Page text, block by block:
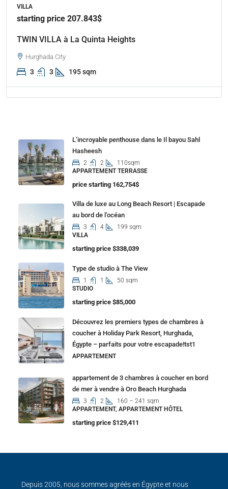
VILLA
starting price 207.843$
TWIN VILLA à La Quinta Heights
Hurghada City
3 3 195 sqm
L’incroyable penthouse dans le Il bayou Sahl
Hasheesh
2 2
110sqm
APPARTEMENT TERRASSE
price starting 162,754$
Villa de luxe au Long Beach Resort | Escapade
au bord de l’océan
3 4
199 sqm
VILLA
starting price $338,039
Type de studio à The View
1 1
50 sqm
STUDIO
starting price $85,000
Découvrez les premiers types de chambres à
coucher à Holiday Park Resort, Hurghada,
Égypte – parfaits pour votre escapade!tst1
APPARTEMENT
appartement de 3 chambres à coucher en bord
de mer à vendre à Oro Beach Hurghada
3 2
160 – 241 sqm
APPARTEMENT, APPARTEMENT HÔTEL
starting price $129,411
Depuis 2005, nous sommes agréés en Égypte et nous